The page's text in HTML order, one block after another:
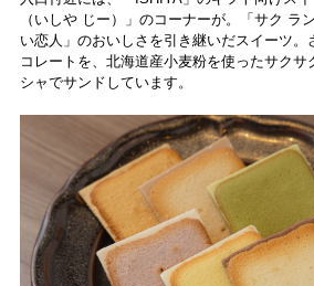
（いしや じー）」のコーナーが。「サク ラ
い恋人」のおいしさを引き継いだスイーツ。
コレートを、北海道産小麦粉を使ったサクサ
シャでサンドしています。